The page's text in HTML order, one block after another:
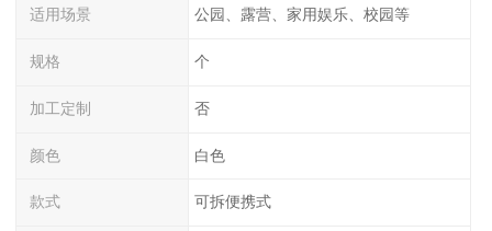
适用场景 公园、露营、家用娱乐、校园等
规格 个
加工定制 否
颜色 白色
款式 可拆便携式